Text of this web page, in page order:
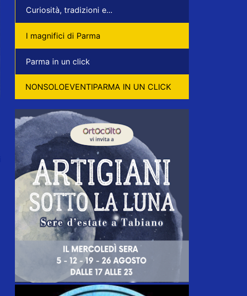
Curiosità, tradizioni e...
I magnifici di Parma
Parma in un click
NONSOLOEVENTIPARMA IN UN CLICK